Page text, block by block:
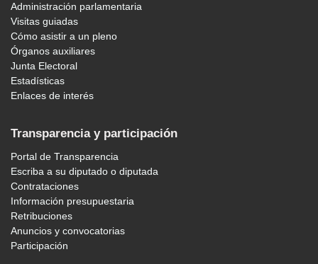
Administración parlamentaria
Visitas guiadas
Cómo asistir a un pleno
Órganos auxiliares
Junta Electoral
Estadísticas
Enlaces de interés
Transparencia y participación
Portal de Transparencia
Escriba a su diputado o diputada
Contrataciones
Información presupuestaria
Retribuciones
Anuncios y convocatorias
Participación